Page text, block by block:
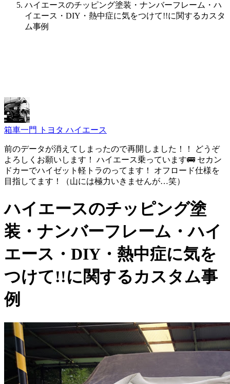
ハイエースのチッピング塗装・ナンバーフレーム・ハ
イエース・DIY・熱中症に気をつけて!!に関するカスタ
ム事例
箱車一門 トヨタ ハイエース
前のデータが消えてしまったので再開しました！！ どうぞ
よろしくお願いします！ ハイエース乗っています🚌 セカン
ドカーでハイゼット軽トラのってます！ オフロード仕様を
目指してます！（山には極力いきませんが…笑）
ハイエースのチッピング塗
装・ナンバーフレーム・ハイ
エース・DIY・熱中症に気を
つけて!!に関するカスタム事
例